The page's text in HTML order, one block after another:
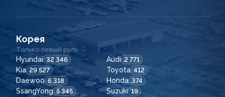
Корея
Только левый руль
Hyundai 32 346 Audi 2 771
Kia 29 527 Toyota 412
Daewoo 6 318 Honda 374
SsangYong 5 345 Suzuki 19